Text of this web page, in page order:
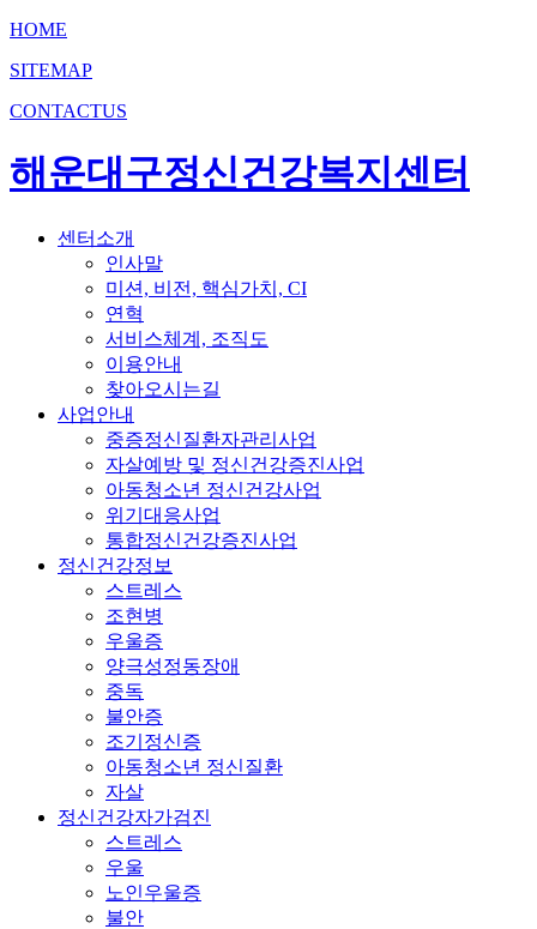
HOME
SITEMAP
CONTACTUS
해운대구정신건강복지센터
센터소개
인사말
미션, 비전, 핵심가치, CI
연혁
서비스체계, 조직도
이용안내
찾아오시는길
사업안내
중증정신질환자관리사업
자살예방 및 정신건강증진사업
아동청소년 정신건강사업
위기대응사업
통합정신건강증진사업
정신건강정보
스트레스
조현병
우울증
양극성정동장애
중독
불안증
조기정신증
아동청소년 정신질환
자살
정신건강자가검진
스트레스
우울
노인우울증
불안